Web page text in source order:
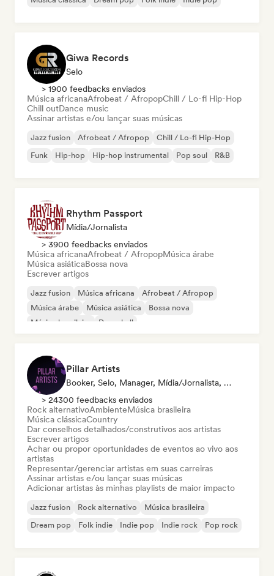
Giwa Records
Selo
> 1900 feedbacks enviados
Música africanaAfrobeat / AfropopChill / Lo-fi Hip-Hop
Chill outDance music
Assinar artistas e/ou lançar suas músicas
Jazz fusion Afrobeat / Afropop
Chill / Lo-fi Hip-Hop
Funk
Hip-hop Hip-hop instrumental Pop soul R&B
Rhythm Passport
Mídia/Jornalista
> 3900 feedbacks enviados
Música africanaAfrobeat / AfropopMúsica árabe
Música asiáticaBossa nova
Escrever artigos
Jazz fusion Música africana
Afrobeat / Afropop
Música árabe
Música asiática
Bossa nova
Música brasileira
Dancehall
Pillar Artists
Booker, Selo, Manager, Mídia/Jornalista, Mentor, Playlist
> 24300 feedbacks enviados
Rock alternativoAmbienteMúsica brasileira
Música clássicaCountry
Dar conselhos detalhados/construtivos aos artistas
Escrever artigos
Achar ou propor oportunidades de eventos ao vivo aos
artistas
Representar/gerenciar artistas em suas carreiras
Assinar artistas e/ou lançar suas músicas
Adicionar artistas às minhas playlists de maior impacto
Jazz fusion Rock alternativo
Música brasileira
Dream pop
Folk indie Indie pop Indie rock Pop rock